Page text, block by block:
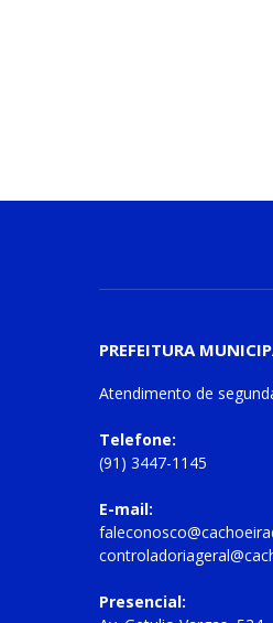
PREFEITURA
Atendimento de
Telefone:
(91) 3447-1145
E-mail:
Presencial: